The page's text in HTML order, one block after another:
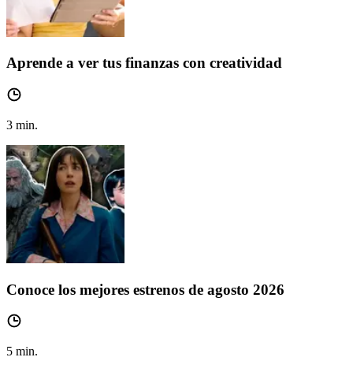
Aprende a ver tus finanzas con creatividad
3 min.
Conoce los mejores estrenos de agosto 2026
5 min.